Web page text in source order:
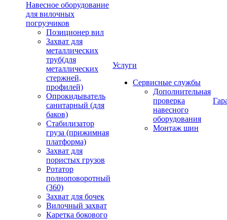
Навесное оборудование
для вилочных
погрузчиков
Позиционер вил
Захват для
металлических
труб(для
металлических
стержней,
профилей)
Опрокидыватель
санитарный (для
баков)
Стабилизатор
груза (прижимная
платформа)
Захват для
пористых грузов
Ротатор
полноповоротный
(360)
Захват для бочек
Вилочный захват
Каретка бокового
Услуги
Сервисные службы
Дополнительная
проверка
навесного
оборудования
Монтаж шин